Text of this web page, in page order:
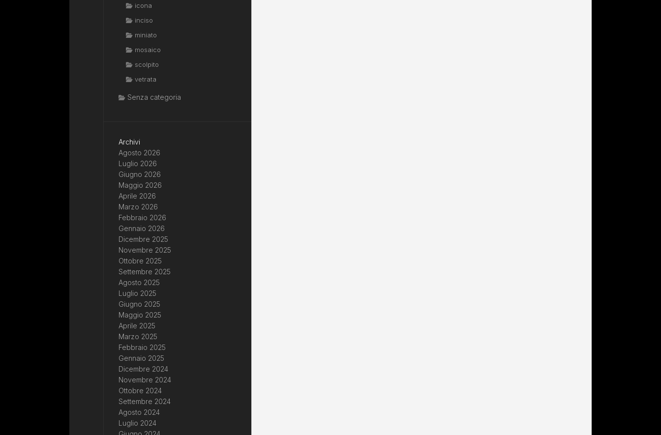
icona
inciso
miniato
mosaico
scolpito
vetrata
Senza categoria
Archivi
Agosto 2026
Luglio 2026
Giugno 2026
Maggio 2026
Aprile 2026
Marzo 2026
Febbraio 2026
Gennaio 2026
Dicembre 2025
Novembre 2025
Ottobre 2025
Settembre 2025
Agosto 2025
Luglio 2025
Giugno 2025
Maggio 2025
Aprile 2025
Marzo 2025
Febbraio 2025
Gennaio 2025
Dicembre 2024
Novembre 2024
Ottobre 2024
Settembre 2024
Agosto 2024
Luglio 2024